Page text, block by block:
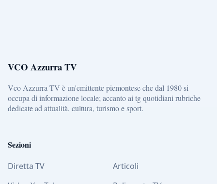
VCO Azzurra TV
Vco Azzurra TV è un'emittente piemontese che dal 1980 si
occupa di informazione locale; accanto ai tg quotidiani rubriche
dedicate ad attualità, cultura, turismo e sport.
Sezioni
Diretta TV
Articoli